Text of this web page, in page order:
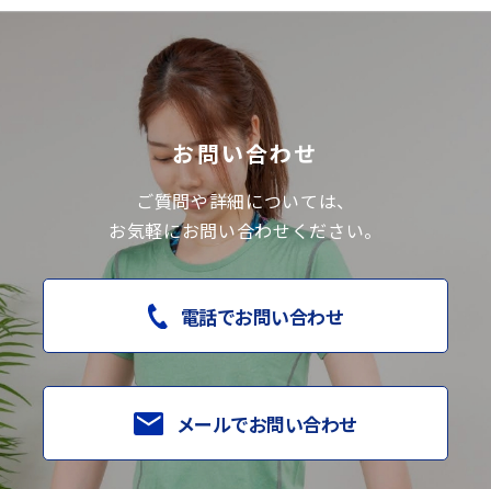
お問い合わせ
ご質問や詳細については、
お気軽にお問い合わせください。
電話でお問い合わせ
メールでお問い合わせ